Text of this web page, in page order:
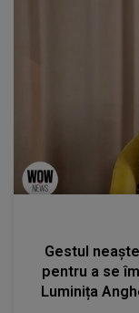
Gestul
pentru a se
Luminița